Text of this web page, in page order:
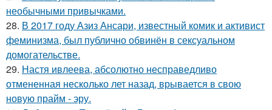
необычными привычками.
28. В 2017 году Азиз Ансари, известный комик и активист
феминизма, был публично обвинён в сексуальном
домогательстве.
29. Настя ивлеева, абсолютно несправедливо
отмененная несколько лет назад, врывается в свою
новую прайм - эру.